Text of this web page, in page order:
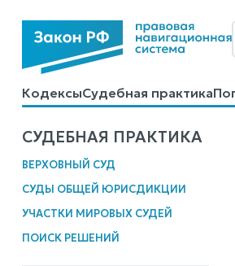
КодексыСудебная практика
КалькуляторыСправочные
СУДЕБНАЯ ПРАКТИКА
ВЕРХОВНЫЙ СУД
СУДЫ ОБЩЕЙ ЮРИСДИКЦИИ
УЧАСТКИ МИРОВЫХ СУДЕЙ
ПОИСК РЕШЕНИЙ